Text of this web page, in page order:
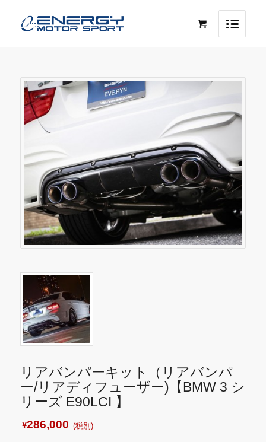
リアバンパーキット（リアバンパ
ー/リアディフューザー)【BMW 3 シ
リーズ E90LCI 】
¥286,000 (税別)